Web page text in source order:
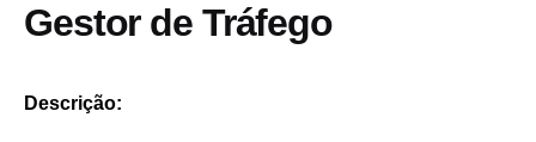
Gestor de Tráfego
Descrição: